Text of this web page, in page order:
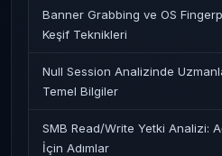
Banner Grabbing ve OS
Keşif Teknikleri
Null Session Analizinde
Temel Bilgiler
SMB Read/Write Yetki Analizi:
İçin Adımlar